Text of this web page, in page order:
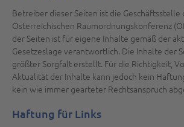
Betreiber dieser Seiten ist die Geschäftsstelle
Österreichischen Raumordnungskonferenz
der Seiten ist für eigene Inhalte gemäß der
Gesetzeslage verantwortlich. Die Inhalte der
größter Sorgfalt erstellt. Für die Richtigkeit,
Aktualität der Inhalte kann jedoch kein
kein wie immer gearteter Rechtsanspruch
Haftung für Links